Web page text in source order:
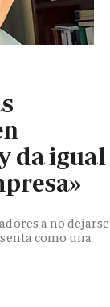
da igual
a no dejarse
como una